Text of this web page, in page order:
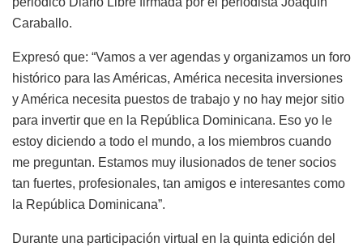
Caraballo.
Expresó que: “Vamos a ver agendas y organizamos un foro
histórico para las Américas, América necesita inversiones
y América necesita puestos de trabajo y no hay mejor sitio
para invertir que en la República Dominicana. Eso yo le
estoy diciendo a todo el mundo, a los miembros cuando
me preguntan. Estamos muy ilusionados de tener socios
tan fuertes, profesionales, tan amigos e interesantes como
la República Dominicana”.
Durante una participación virtual en la quinta edición del